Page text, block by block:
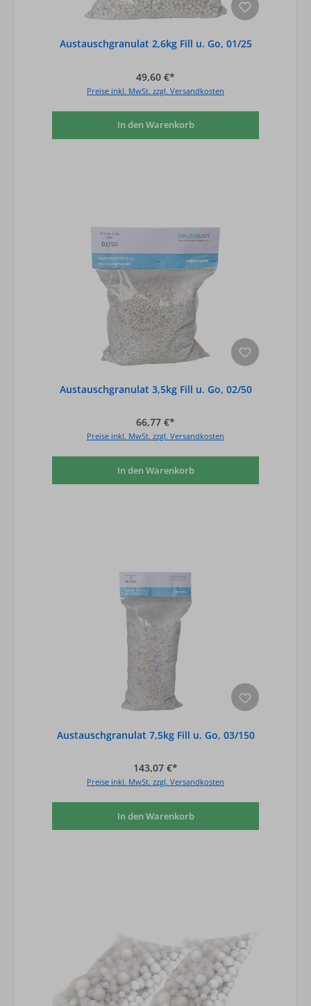
Austauschgranulat 2,6kg Fill u. Go, 01/25
49,60 €*
Preise inkl. MwSt. zzgl. Versandkosten
In den Warenkorb
Austauschgranulat 3,5kg Fill u. Go, 02/50
66,77 €*
Preise inkl. MwSt. zzgl. Versandkosten
In den Warenkorb
Austauschgranulat 7,5kg Fill u. Go, 03/150
143,07 €*
Preise inkl. MwSt. zzgl. Versandkosten
In den Warenkorb